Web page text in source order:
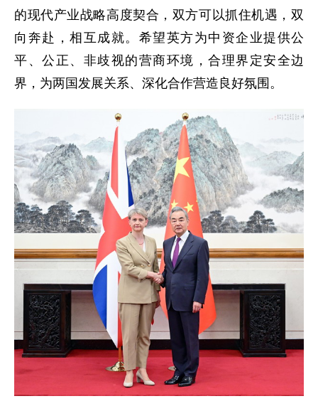
的现代产业战略高度契合，双方可以抓住机遇，双
向奔赴，相互成就。希望英方为中资企业提供公
平、公正、非歧视的营商环境，合理界定安全边
界，为两国发展关系、深化合作营造良好氛围。